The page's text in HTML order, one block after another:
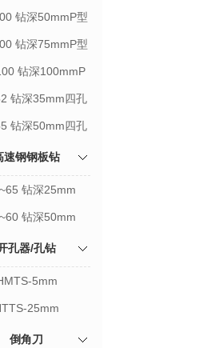
钻深50mmP型
钻深75mmP型
钻深100mmP
钻深35mm四孔
钻深50mm四孔
速钢钢板钻
钻深25mm
钻深50mm
孔器/孔钻
5mm
25mm
倒角刀